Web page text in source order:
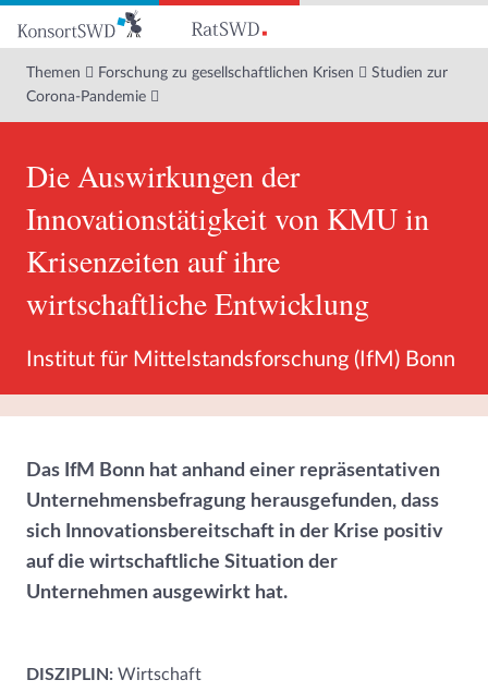
Hauptinhalt
Themen Forschung zu gesellschaftlichen Krisen
Studien zur
Corona-Pandemie
Die Auswirkungen der
Innovationstätigkeit von KMU in
Krisenzeiten auf ihre
wirtschaftliche Entwicklung
Institut für Mittelstandsforschung (IfM) Bonn
Das IfM Bonn hat anhand einer repräsentativen
Unternehmensbefragung herausgefunden, dass
sich Innovationsbereitschaft in der Krise positiv
auf die wirtschaftliche Situation der
Unternehmen ausgewirkt hat.
DISZIPLIN: Wirtschaft